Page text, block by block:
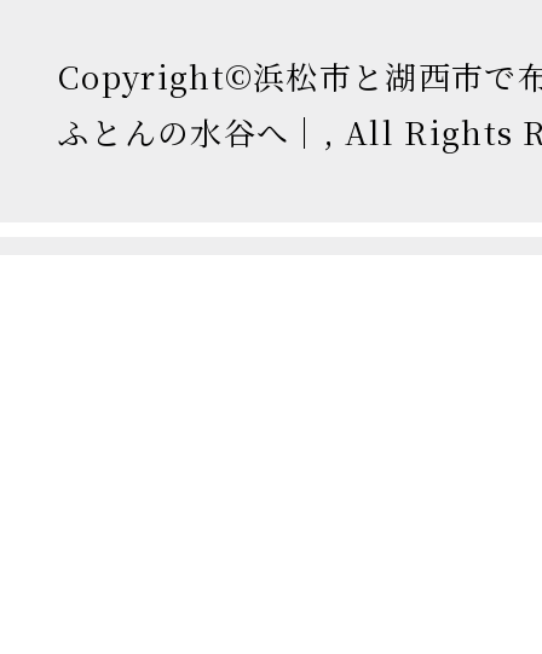
Copyright©浜松市と湖西市で
ふとんの水谷へ｜, All Rights